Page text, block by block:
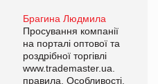
Брагина Людмила
Просування компанії
на порталі оптової та
роздрібної торгівлі
www.trademaster.ua.
правила. Особливості.